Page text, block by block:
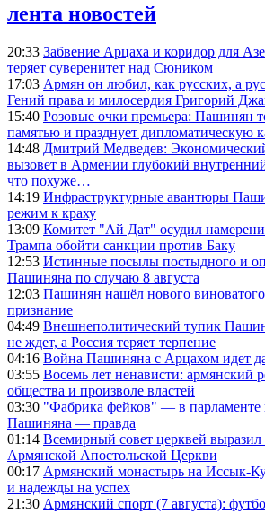
лента новостей
20:33 Забвение Арцаха и коридор для
теряет суверенитет над Сюником
17:03 Армян он любил, как русских, а
Гений права и милосердия Григорий
15:40 Розовые очки премьера: Пашинян
памятью и празднует дипломатическую
14:48 Дмитрий Медведев:
вызовет в Армении глубокий
что похуже…
14:19 Инфраструктурные авантюры
режим к краху
13:09 Комитет "Ай Дат" осудил
Трампа обойти санкции против Баку
12:53 Истинные посылы постыдного и
Пашиняна по случаю 8 августа
12:03 Пашинян нашёл нового
признание
04:49 Внешнеполитический тупик
не ждет, а Россия теряет терпение
04:16 Война Пашиняна с Арцахом идет
03:55 Восемь лет ненависти: армянский
общества и произволе властей
03:30 "Фабрика фейков" — в парламенте
Пашиняна — правда
01:14 Всемирный совет церквей
Армянской Апостольской Церкви
00:17 Армянский монастырь на Иссык-
и надежды на успех
21:30 Армянский спорт (7 августа):